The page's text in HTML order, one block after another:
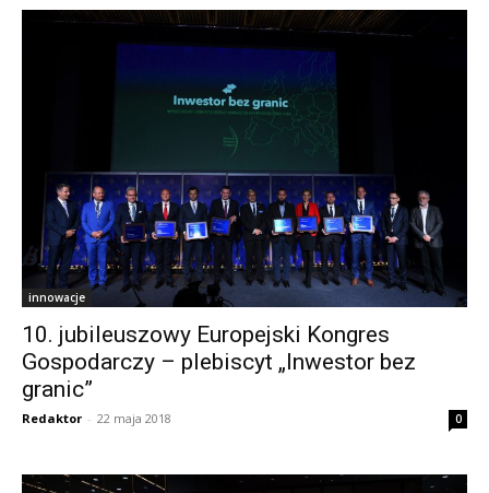
innowacje
10. jubileuszowy Europejski Kongres
Gospodarczy – plebiscyt „Inwestor bez
granic”
Redaktor - 22 maja 2018 0